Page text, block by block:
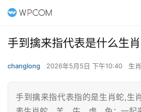
手到擒来指代表是什么生
changlong 2026年5月5日 下午10:40 生
手到擒来指代表指的是生肖蛇,生